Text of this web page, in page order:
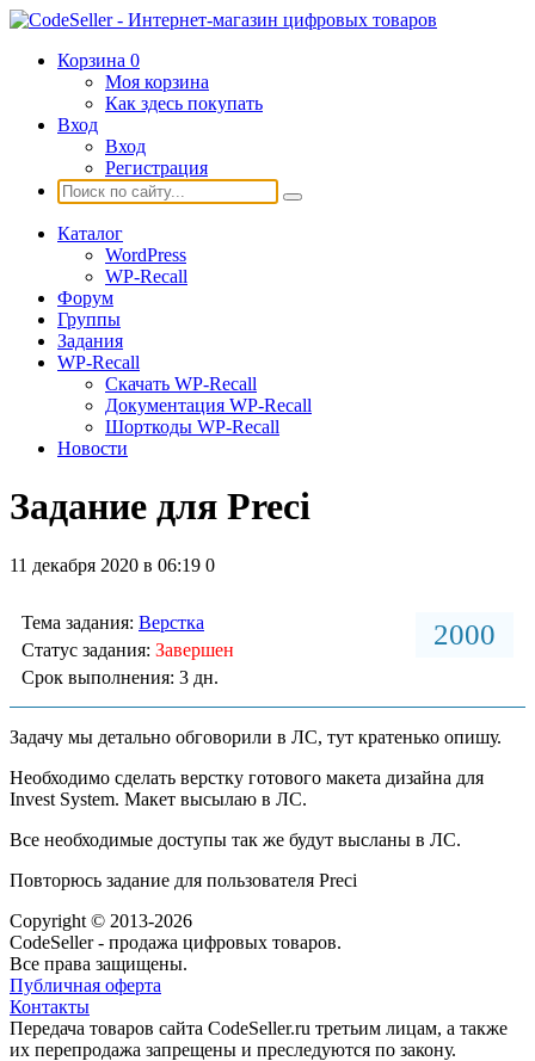
Корзина 0
Моя корзина
Как здесь покупать
Вход
Вход
Регистрация
Каталог
WordPress
WP-Recall
Форум
Группы
Задания
WP-Recall
Скачать WP-Recall
Документация WP-Recall
Шорткоды WP-Recall
Новости
Задание для Preci
11 декабря 2020 в 06:19 0
2000
Тема задания: Верстка
Статус задания: Завершен
Срок выполнения: 3 дн.
Задачу мы детально обговорили в ЛС, тут кратенько опишу.
Необходимо сделать верстку готового макета дизайна для
Invest System. Макет высылаю в ЛС.
Все необходимые доступы так же будут высланы в ЛС.
Повторюсь задание для пользователя Preci
Copyright © 2013-2026
CodeSeller - продажа цифровых товаров.
Все права защищены.
Публичная оферта
Контакты
Передача товаров сайта CodeSeller.ru третьим лицам, а также
их перепродажа запрещены и преследуются по закону.